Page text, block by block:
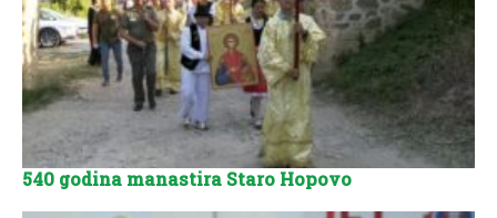
540 godina manastira Staro Hopovo